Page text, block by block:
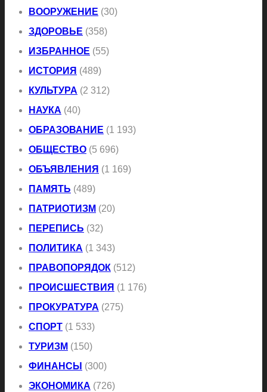
ВООРУЖЕНИЕ (30)
ЗДОРОВЬЕ (358)
ИЗБРАННОЕ (55)
ИСТОРИЯ (489)
КУЛЬТУРА (2 312)
НАУКА (40)
ОБРАЗОВАНИЕ (1 193)
ОБЩЕСТВО (5 696)
ОБЪЯВЛЕНИЯ (1 169)
ПАМЯТЬ (489)
ПАТРИОТИЗМ (20)
ПЕРЕПИСЬ (32)
ПОЛИТИКА (1 343)
ПРАВОПОРЯДОК (512)
ПРОИСШЕСТВИЯ (1 176)
ПРОКУРАТУРА (275)
СПОРТ (1 533)
ТУРИЗМ (150)
ФИНАНСЫ (300)
ЭКОНОМИКА (726)